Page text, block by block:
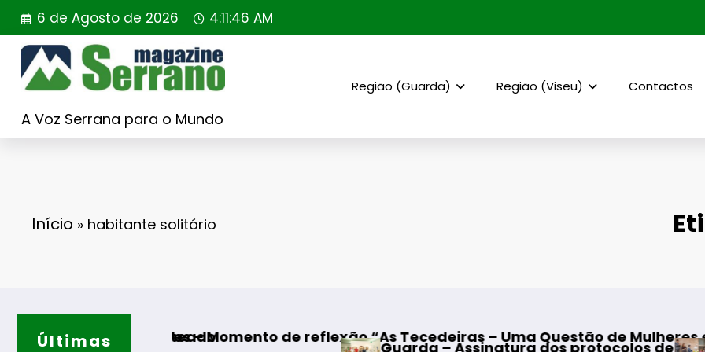
Saltar
para
conteúdo
6 de Agosto de 2026 4:11:47 AM
A Voz Serrana para o Mundo
Região (Guarda) Região (Viseu) Contactos
Início » habitante solitário
Últimas
sorteado
de Algodres – Momento de reflexão “As Tecedeiras – Uma Questão de Mulheres e de
Guarda – Assinatura dos protocolos de cooperação